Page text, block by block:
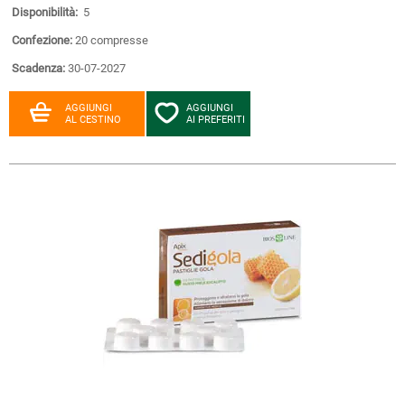
Disponibilità: 5
Confezione: 20 compresse
Scadenza: 30-07-2027
AGGIUNGI
AL CESTINO
AGGIUNGI
AI PREFERITI